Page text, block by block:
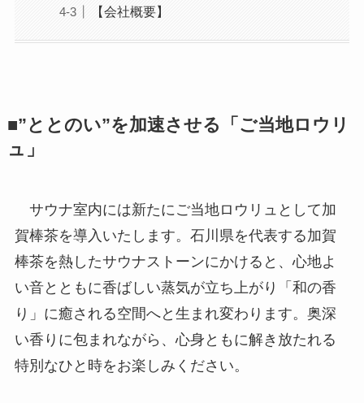
【会社概要】
■”ととのい”を加速させる「ご当地ロウリ
ュ」
サウナ室内には新たにご当地ロウリュとして加
賀棒茶を導入いたします。石川県を代表する加賀
棒茶を熱したサウナストーンにかけると、心地よ
い音とともに香ばしい蒸気が立ち上がり「和の香
り」に癒される空間へと生まれ変わります。奥深
い香りに包まれながら、心身ともに解き放たれる
特別なひと時をお楽しみください。